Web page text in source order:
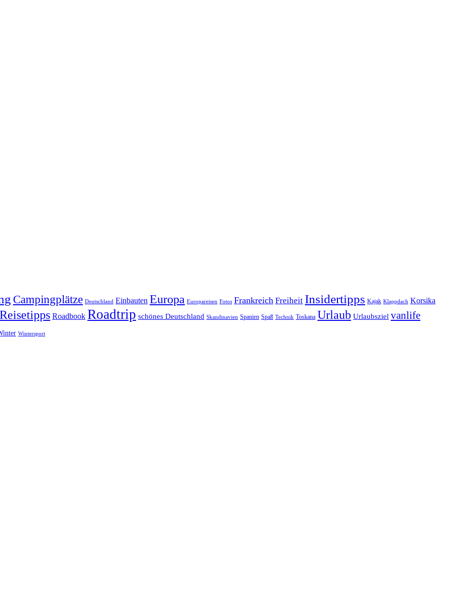
Campingplätze Deutschland Einbauten Europa Europareisen Fotos Frankreich Freiheit Insidertipps Kajak Klappdach Korsika
Reisetipps Roadbook Roadtrip schönes Deutschland Skandinavien Spanien Spaß Technik Toskana Urlaub Urlaubsziel vanlife
Wintersport